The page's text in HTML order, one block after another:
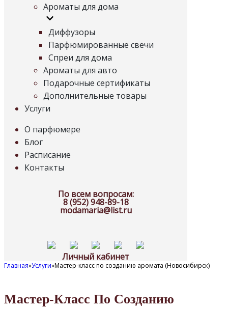
Ароматы для дома
Диффузоры
Парфюмированные свечи
Спреи для дома
Ароматы для авто
Подарочные сертификаты
Дополнительные товары
Услуги
О парфюмере
Блог
Расписание
Контакты
По всем вопросам:
8 (952) 948-89-18
modamaria@list.ru
Личный кабинет
Главная»Услуги»Мастер-класс по созданию аромата (Новосибирск)
Мастер-Класс По Созданию